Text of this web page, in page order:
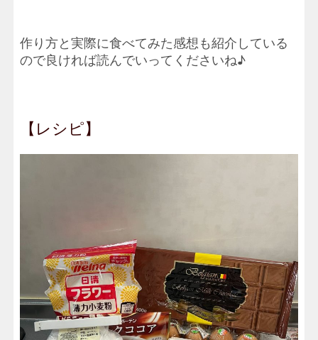
作り方と実際に食べてみた感想も紹介している
ので良ければ読んでいってくださいね♪
【レシピ】